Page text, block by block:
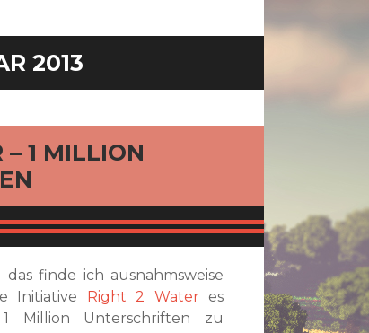
2013
– 1 MILLION
finde ich ausnahmsweise
Initiative Right 2 Wateres
Million Unterschriften zu